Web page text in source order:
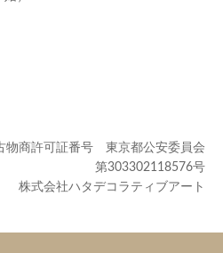
物商許可証番号 東京都公安委員会
第303302118576号
株式会社ハタデコラティブアート